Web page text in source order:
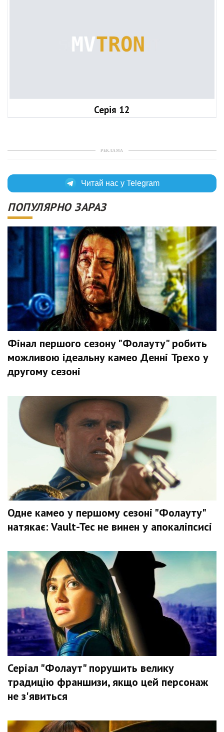
Серія 12
РЕКЛАМА
Читай нас у Telegram
ПОПУЛЯРНО ЗАРАЗ
Фінал першого сезону "Фолауту" робить
можливою ідеальну камео Денні Трехо у
другому сезоні
Одне камео у першому сезоні "Фолауту"
натякає: Vault-Tec не винен у апокаліпсисі
Серіал "Фолаут" порушить велику
традицію франшизи, якщо цей персонаж
не з'явиться